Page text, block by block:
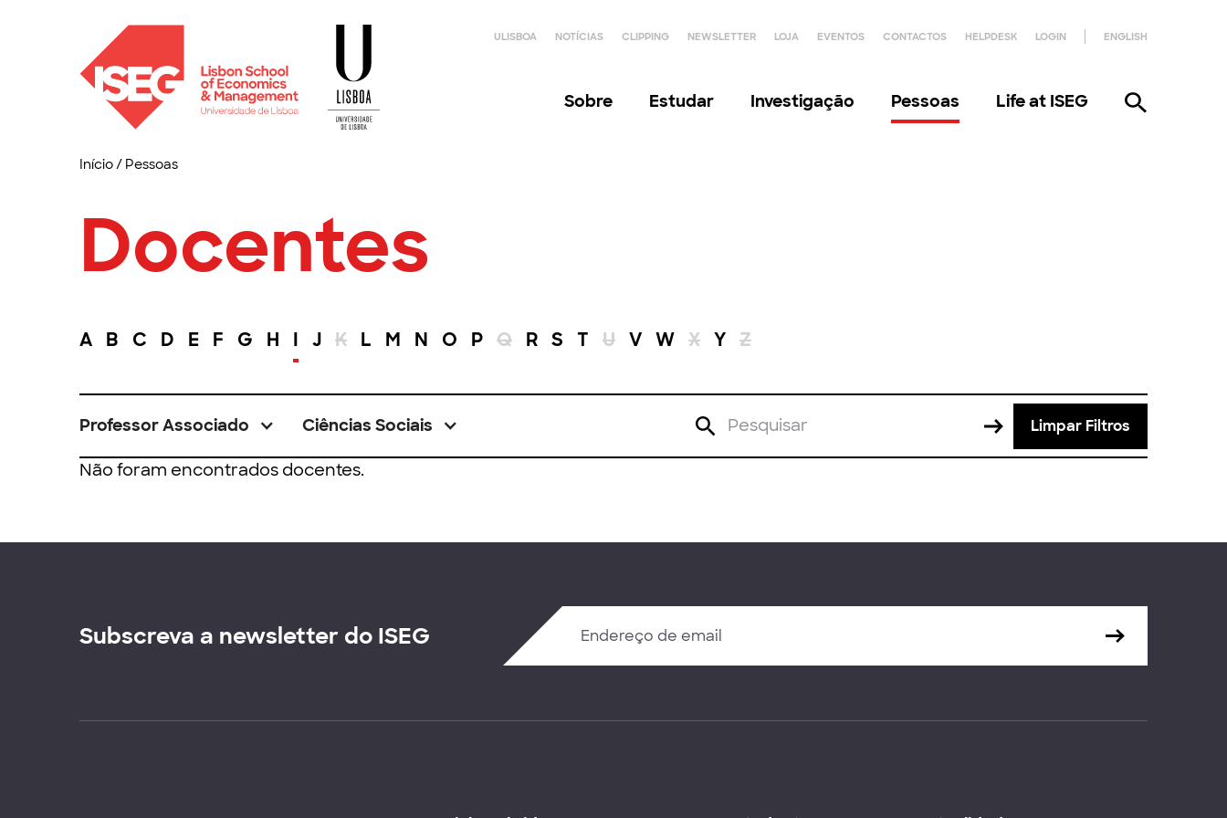
ULISBOA NOTÍCIAS CLIPPING NEWSLETTER LOJA EVENTOS CONTACTOS HELPDESK LOGIN ENGLISH
Sobre Estudar Investigação Pessoas Life at ISEG
Início/ Pessoas
Docentes
A B C D E F G H I J K L M N O P Q R S T U V W X Y Z
Professor Associado Ciências Sociais Limpar Filtros
Não foram encontrados docentes.
Subscreva a newsletter do ISEG